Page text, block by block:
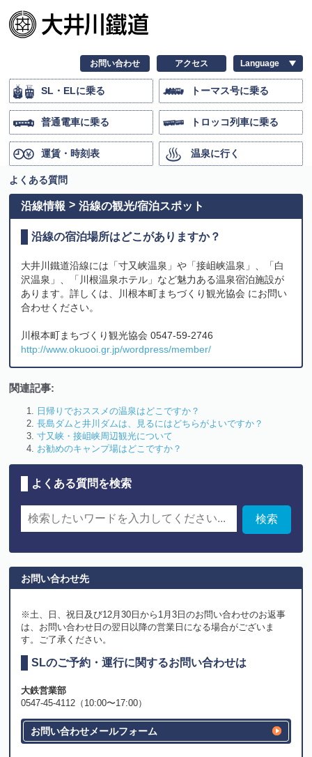
お問い合わせ アクセス
SL・ELに乗る トーマス号に乗る
普通電車に乗る トロッコ列車に乗る
運賃・時刻表 温泉に行く
よくある質問
沿線情報 沿線の観光/宿泊スポット
沿線の宿泊場所はどこがありますか？
大井川鐵道沿線には「寸又峡温泉」や「接岨峡温泉」、「白
沢温泉」、「川根温泉ホテル」など魅力ある温泉宿泊施設が
あります。詳しくは、川根本町まちづくり観光協会 にお問い
合わせください。
川根本町まちづくり観光協会 0547-59-2746
http://www.okuooi.gr.jp/wordpress/member/
関連記事:
日帰りでおススメの温泉はどこですか？
長島ダムと井川ダムは、見るにはどちらがよいですか？
寸又峡・接岨峡周辺観光について
お勧めのキャンプ場はどこですか？
よくある質問を検索
お問い合わせ先
※土、日、祝日及び12月30日から1月3日のお問い合わせのお返事
は、お問い合わせ日の翌日以降の営業日になる場合がございま
す。ご了承ください。
SLのご予約・運行に関するお問い合わせは
大鉄営業部
0547-45-4112（10:00〜17:00）
お問い合わせメールフォーム